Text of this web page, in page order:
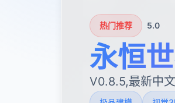
热门推荐 5.0
永恒
V0.8.5,最新中